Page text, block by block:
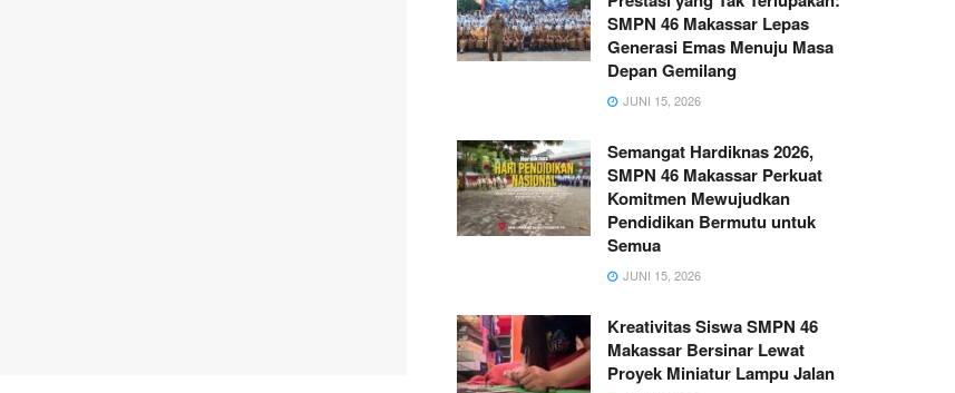
SMPN 46 Makassar Lepas
Generasi Emas Menuju Masa
Depan Gemilang
JUNI 15, 2026
Semangat Hardiknas 2026,
SMPN 46 Makassar Perkuat
Komitmen Mewujudkan
Pendidikan Bermutu untuk
Semua
JUNI 15, 2026
Kreativitas Siswa SMPN 46
Makassar Bersinar Lewat
Proyek Miniatur Lampu Jalan